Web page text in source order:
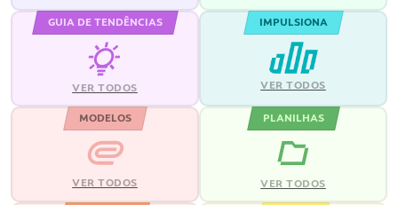
GUIA DE TENDÊNCIAS
VER TODOS
IMPULSIONA
VER TODOS
MODELOS
VER TODOS
PLANILHAS
VER TODOS